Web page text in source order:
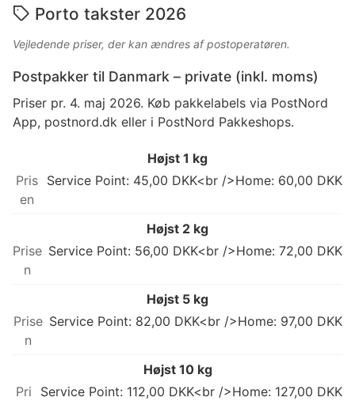
Porto takster 2026
Vejledende priser, der kan ændres af postoperatøren.
Postpakker til Danmark – private (inkl. moms)
Priser pr. 4. maj 2026. Køb pakkelabels via PostNord
App, postnord.dk eller i PostNord Pakkeshops.
Højst 1 kg
Service Point: 45,00 DKK<br />Home: 60,00 DKK
Højst 2 kg
Service Point: 56,00 DKK<br />Home: 72,00 DKK
Højst 5 kg
Service Point: 82,00 DKK<br />Home: 97,00 DKK
Højst 10 kg
Service Point: 112,00 DKK<br />Home: 127,00 DKK